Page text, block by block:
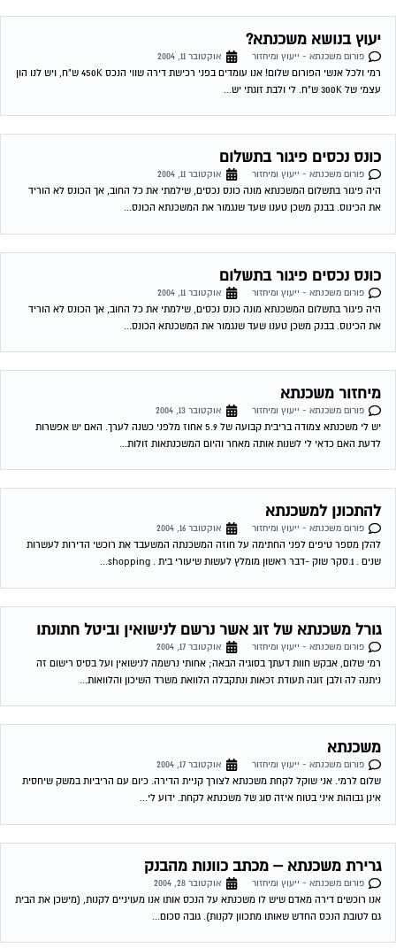
כונס נכסים פיגור בתשלום
פורום משכנתא - ייעוץ ומיחזור
אוקטובר 11, 2004
היה פיגור בתשלום המשכנתא מונה כונס נכסים, שילמתי את כל החוב, אך הכונס לא הוריד
את הכינוס. בבנק משכן טענו שעד שנגמור את המשכנתא הכונס...
מיחזור משכנתא
פורום משכנתא - ייעוץ ומיחזור
אוקטובר 13, 2004
יש לי משכנתא צמודה בריבית קבועה של 5.9 אחוז מלפני כשנה לערך. האם יש אפשרות
לדעת האם כדאי לי לשנות אותה מאחר והיום המשכנתאות זולות...
להתכונן למשכנתא
פורום משכנתא - ייעוץ ומיחזור
אוקטובר 16, 2004
להלן מספר טיפים לפני החתימה על חוזה המשכנתה המשעבד את רוכשי הדירות לעשרות
שנים . 1.סקר שוק -דבר ראשון מומלץ לעשות שיעורי בית . shopping...
גורל משכנתא של זוג אשר נרשם לנישואין וביטל חתונתו
פורום משכנתא - ייעוץ ומיחזור
אוקטובר 17, 2004
רמי שלום, אבקש חוות דעתך בסוגיה הבאה; אחותי נרשמה לנישואין ועל בסיס רישום זה
ניתנה לה ולבן זוגה תעודת זכאות ונתקבלה הלוואת משרד השיכון והלוואות...
משכנתא
פורום משכנתא - ייעוץ ומיחזור
אוקטובר 17, 2004
שלום לרמי. אני שוקל לקחת משכנתא לצורך קניית הדירה. כיום עם הריביות במשק שיחסית
אינן גבוהות איני בטוח איזה סוג של משכנתא לקחת. ידוע לי...
גרירת משכנתא – מכתב כוונות מהבנק
פורום משכנתא - ייעוץ ומיחזור
אוקטובר 28, 2004
אנו רוכשים דירה מאדם שיש לו משכנתא על הנכס אותו אנו מעויניים לקנות, (מישכן את הבית
גם לטובת הנכס החדש שאותו מתכוון לקנות). גובה סכום...
שירות אישי לוועדי בתים!
איתור בעלי מקצוע
המוקד לדייר של פורטל בית משותף דואג שבעלי מקצוע הוגנים
ומקצועיים יתנו לך שירות. מלא את הטופס או
ווצאפ